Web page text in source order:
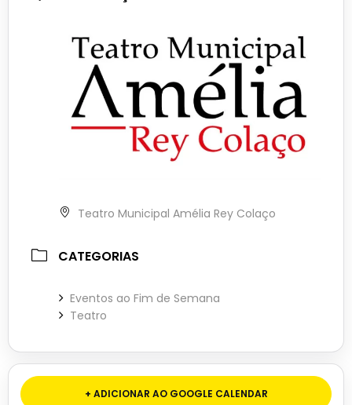
Teatro Municipal Amélia Rey Colaço
CATEGORIAS
Eventos ao Fim de Semana
Teatro
+ ADICIONAR AO GOOGLE CALENDAR